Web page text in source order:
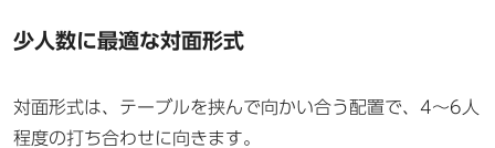
少人数に最適な対面形式
対面形式は、テーブルを挟んで向かい合う配置で、4〜6人
程度の打ち合わせに向きます。